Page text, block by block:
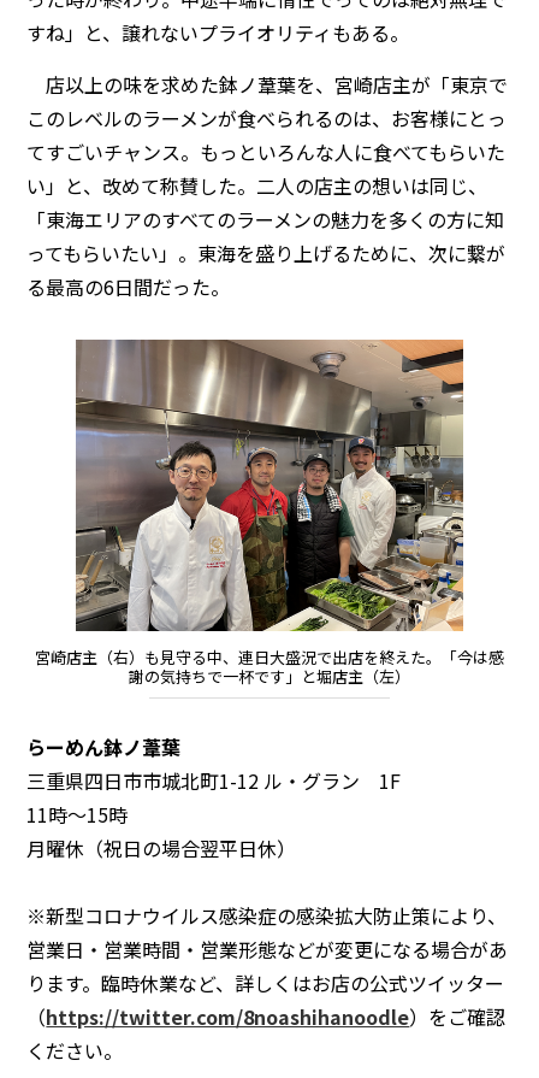
すね」と、譲れないプライオリティもある。
店以上の味を求めた鉢ノ葦葉を、宮崎店主が「東京で
このレベルのラーメンが食べられるのは、お客様にとっ
てすごいチャンス。もっといろんな人に食べてもらいた
い」と、改めて称賛した。二人の店主の想いは同じ、
「東海エリアのすべてのラーメンの魅力を多くの方に知
ってもらいたい」。東海を盛り上げるために、次に繋が
る最高の6日間だった。
宮崎店主（右）も見守る中、連日大盛況で出店を終えた。「今は感
謝の気持ちで一杯です」と堀店主（左）
​らーめん鉢ノ葦葉
三重県四日市市城北町1-12 ル・グラン 1F
11時～15時
月曜休（祝日の場合翌平日休）
※新型コロナウイルス感染症の感染拡大防止策により、
営業日・営業時間・営業形態などが変更になる場合があ
ります。臨時休業など、詳しくはお店の公式ツイッター
（https://twitter.com/8noashihanoodle）をご確認
ください。